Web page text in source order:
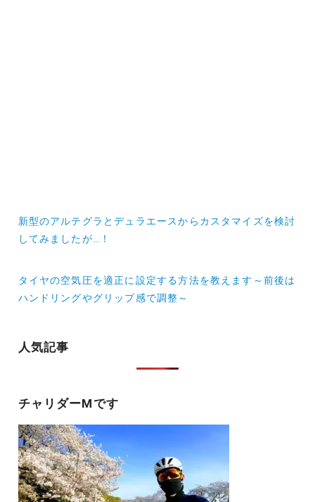
投
稿
ビ
ン
新型のアルテグラとデュラエースからカスタマイズを検討
してみましたが…！
タイヤの空気圧を適正に設定する方法を教えます～前後は
ハンドリングやグリップ感で調整～
人気記事
チャリダーMです